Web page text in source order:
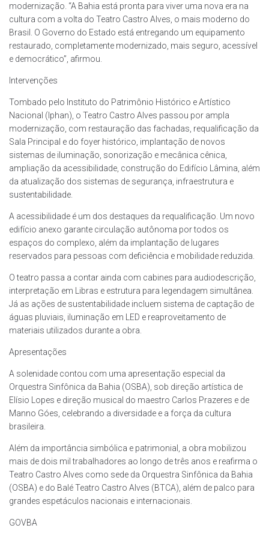
modernização. “A Bahia está pronta para viver uma nova era na
cultura com a volta do Teatro Castro Alves, o mais moderno do
Brasil. O Governo do Estado está entregando um equipamento
restaurado, completamente modernizado, mais seguro, acessível
e democrático”, afirmou.
Intervenções
Tombado pelo Instituto do Patrimônio Histórico e Artístico
Nacional (Iphan), o Teatro Castro Alves passou por ampla
modernização, com restauração das fachadas, requalificação da
Sala Principal e do foyer histórico, implantação de novos
sistemas de iluminação, sonorização e mecânica cênica,
ampliação da acessibilidade, construção do Edifício Lâmina, além
da atualização dos sistemas de segurança, infraestrutura e
sustentabilidade.
A acessibilidade é um dos destaques da requalificação. Um novo
edifício anexo garante circulação autônoma por todos os
espaços do complexo, além da implantação de lugares
reservados para pessoas com deficiência e mobilidade reduzida.
O teatro passa a contar ainda com cabines para audiodescrição,
interpretação em Libras e estrutura para legendagem simultânea.
Já as ações de sustentabilidade incluem sistema de captação de
águas pluviais, iluminação em LED e reaproveitamento de
materiais utilizados durante a obra.
Apresentações
A solenidade contou com uma apresentação especial da
Orquestra Sinfônica da Bahia (OSBA), sob direção artística de
Elísio Lopes e direção musical do maestro Carlos Prazeres e de
Manno Góes, celebrando a diversidade e a força da cultura
brasileira.
Além da importância simbólica e patrimonial, a obra mobilizou
mais de dois mil trabalhadores ao longo de três anos e reafirma o
Teatro Castro Alves como sede da Orquestra Sinfônica da Bahia
(OSBA) e do Balé Teatro Castro Alves (BTCA), além de palco para
grandes espetáculos nacionais e internacionais.
GOVBA